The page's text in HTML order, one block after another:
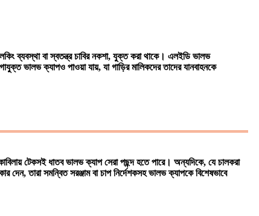
ব্যবস্থা বা স্বতন্ত্র চাবির নকশা, যুক্ত করা থাকে। এলইডি ভালভ
ভালভ ক্যাপও পাওয়া যায়, যা গাড়ির মালিকদের তাদের যানবাহনকে
টেকসই ধাতব ভালভ ক্যাপ সেরা পছন্দ হতে পারে। অন্যদিকে, যে চালকরা
দেন, তারা সমন্বিত সরঞ্জাম বা চাপ নির্দেশকসহ ভালভ ক্যাপকে বিশেষভাবে